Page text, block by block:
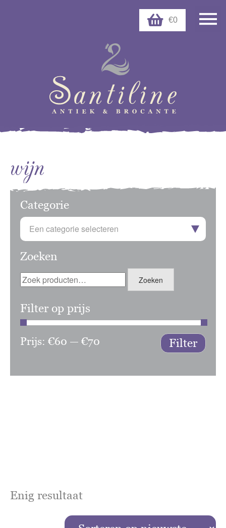
€0
wijn
Categorie
Een categorie selecteren
Zoeken
Zoeken
naar:
Zoeken
Filter op prijs
Min.
Max.
Filter
Prijs: €60 — €70
Enig resultaat